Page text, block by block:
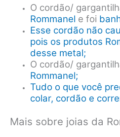
O cordão/
Rommanel e foi
Esse cordão não
pois os produtos
desse metal;
O cordão/
Rommanel;
Tudo o que você
colar, cordão e
Mais sobre joias da